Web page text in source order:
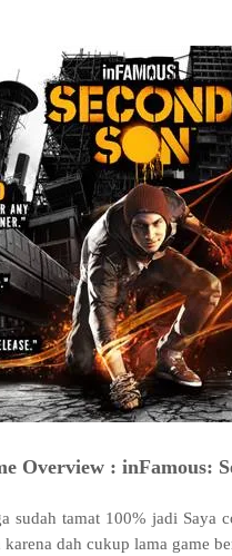
Overview : inFamous:
sudah tamat 100% jadi Saya
dah cukup lama game